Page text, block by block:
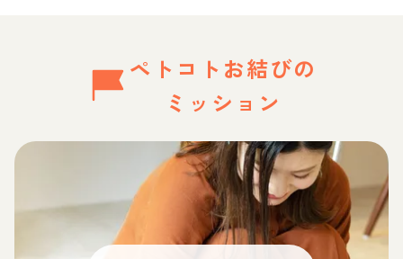
ペトコトお結びの
ミッション